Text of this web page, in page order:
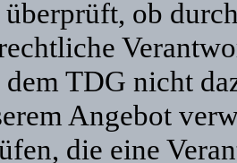
ob
dem TDG nicht
Angebot
die eine